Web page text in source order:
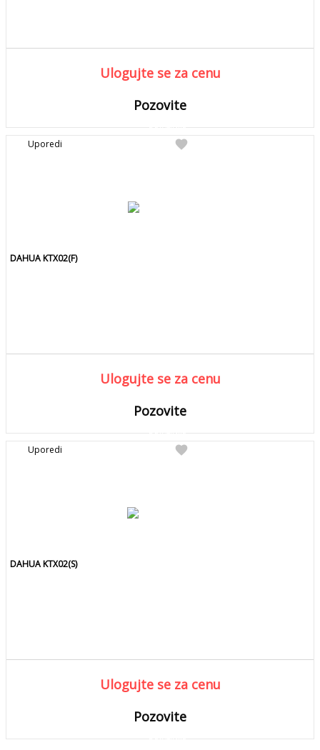
Ulogujte se za cenu
Pozovite
DETALJNIJE
Detaljnijefavorite
Uporedi
DAHUA KTX02(F)
Ulogujte se za cenu
Pozovite
DETALJNIJE
Detaljnijefavorite
Uporedi
DAHUA KTX02(S)
Ulogujte se za cenu
Pozovite
DETALJNIJE